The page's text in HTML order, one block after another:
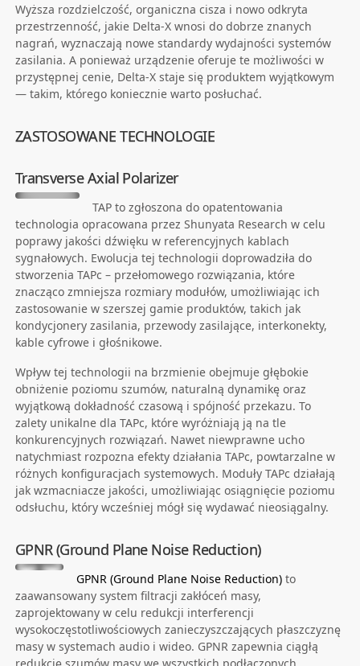
Wyższa rozdzielczość, organiczna cisza i nowo odkryta
przestrzenność, jakie Delta-X wnosi do dobrze znanych
nagrań, wyznaczają nowe standardy wydajności systemów
zasilania. A ponieważ urządzenie oferuje te możliwości w
przystępnej cenie, Delta-X staje się produktem wyjątkowym
— takim, którego koniecznie warto posłuchać.
ZASTOSOWANE TECHNOLOGIE
Transverse Axial Polarizer
TAP to zgłoszona do opatentowania
technologia opracowana przez Shunyata Research w celu
poprawy jakości dźwięku w referencyjnych kablach
sygnałowych. Ewolucja tej technologii doprowadziła do
stworzenia TAPc – przełomowego rozwiązania, które
znacząco zmniejsza rozmiary modułów, umożliwiając ich
zastosowanie w szerszej gamie produktów, takich jak
kondycjonery zasilania, przewody zasilające, interkonekty,
kable cyfrowe i głośnikowe.
Wpływ tej technologii na brzmienie obejmuje głębokie
obniżenie poziomu szumów, naturalną dynamikę oraz
wyjątkową dokładność czasową i spójność przekazu. To
zalety unikalne dla TAPc, które wyróżniają ją na tle
konkurencyjnych rozwiązań. Nawet niewprawne ucho
natychmiast rozpozna efekty działania TAPc, powtarzalne w
różnych konfiguracjach systemowych. Moduły TAPc działają
jak wzmacniacze jakości, umożliwiając osiągnięcie poziomu
odsłuchu, który wcześniej mógł się wydawać nieosiągalny.
GPNR (Ground Plane Noise Reduction)
GPNR (Ground Plane Noise Reduction)to
zaawansowany system filtracji zakłóceń masy,
zaprojektowany w celu redukcji interferencji
wysokoczęstotliwościowych zanieczyszczających płaszczyznę
masy w systemach audio i wideo. GPNR zapewnia ciągłą
redukcję szumów masy we wszystkich podłączonych